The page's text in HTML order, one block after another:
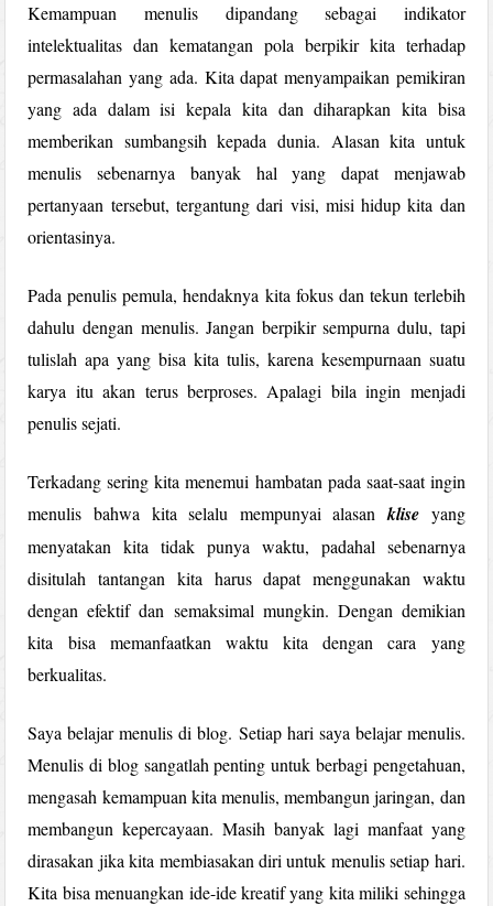
Kemampuan menulis dipandang sebagai indikator
intelektualitas dan kematangan pola berpikir kita terhadap
permasalahan yang ada. Kita dapat menyampaikan pemikiran
yang ada dalam isi kepala kita dan diharapkan kita bisa
memberikan sumbangsih kepada dunia. Alasan kita untuk
menulis sebenarnya banyak hal yang dapat menjawab
pertanyaan tersebut, tergantung dari visi, misi hidup kita dan
orientasinya.
Pada penulis pemula, hendaknya kita fokus dan tekun terlebih
dahulu dengan menulis. Jangan berpikir sempurna dulu, tapi
tulislah apa yang bisa kita tulis, karena kesempurnaan suatu
karya itu akan terus berproses. Apalagi bila ingin menjadi
penulis sejati.
Terkadang sering kita menemui hambatan pada saat-saat ingin
menulis bahwa kita selalu mempunyai alasankliseyang
menyatakan kita tidak punya waktu, padahal sebenarnya
disitulah tantangan kita harus dapat menggunakan waktu
dengan efektif dan semaksimal mungkin. Dengan demikian
kita bisa memanfaatkan waktu kita dengan cara yang
berkualitas.
Saya belajar menulis di blog. Setiap hari saya belajar menulis.
Menulis di blog sangatlah penting untuk berbagi pengetahuan,
mengasah kemampuan kita menulis, membangun jaringan, dan
membangun kepercayaan. Masih banyak lagi manfaat yang
dirasakan jika kita membiasakan diri untuk menulis setiap hari.
Kita bisa menuangkan ide-ide kreatif yang kita miliki sehingga